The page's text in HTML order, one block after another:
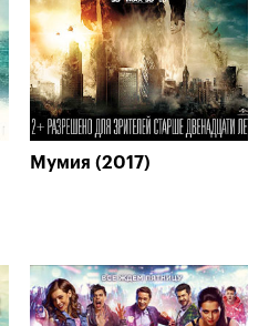
Мумия (2017)